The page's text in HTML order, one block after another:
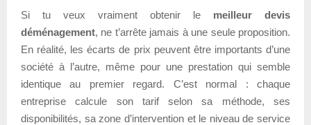
Si tu veux vraiment obtenir le meilleur devis
déménagement, ne t’arrête jamais à une seule proposition.
En réalité, les écarts de prix peuvent être importants d’une
société à l’autre, même pour une prestation qui semble
identique au premier regard. C’est normal : chaque
entreprise calcule son tarif selon sa méthode, ses
disponibilités, sa zone d’intervention et le niveau de service